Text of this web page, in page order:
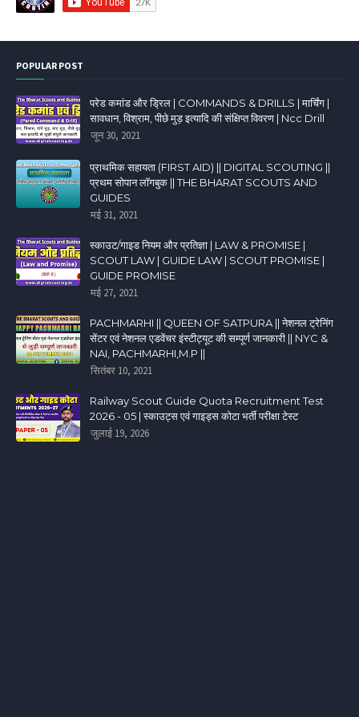
POPULAR POST
परेड कमांड और ड्रिल | COMMANDS & DRILLS | मार्चिंग |
सावधान, विश्राम, पीछे मुड़ इत्यादि की संक्षिप्त विवरण | Ncc Drill
जून 30, 2021
प्राथमिक सहायता (FIRST AID) || DIGITAL SCOUTING ||
प्रथम सोपान लॉगबुक || THE BHARAT SCOUTS AND
GUIDES
मई 31, 2021
स्काउट/गाइड नियम और प्रतिज्ञा | LAW & PROMISE |
SCOUT LAW | GUIDE LAW | SCOUT PROMISE |
GUIDE PROMISE
मई 27, 2021
PACHMARHI || QUEEN OF SATPURA || नेशनल ट्रेनिंग
सेंटर एवं नेशनल एडवेंचर इंस्टीट्यूट की सम्पूर्ण जानकारी || NYC &
NAI, PACHMARHI,M.P ||
सितंबर 10, 2021
Railway Scout Guide Quota Recruitment Test
2026 - 05 | स्काउट्स एवं गाइड्स कोटा भर्ती परीक्षा टेस्ट
जुलाई 19, 2026